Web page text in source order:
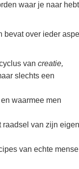
waar je naar hebt
bevat over ieder
van creatie,
slechts een
waarmee men
raadsel van zijn eigen
van echte